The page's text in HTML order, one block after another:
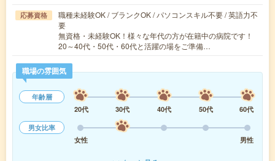
応募資格
職種未経験OK / ブランクOK / パソコンスキル不要 / 英語力不
要
無資格・未経験OK！様々な年代の方が在籍中の病院です！
20～40代・50代・60代と活躍の場をご準備…
職場の雰囲気
年齢層
20代
30代 40代 50代
60代
男女比率
女性
男性